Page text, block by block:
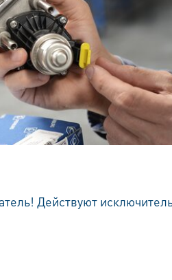
Действуют